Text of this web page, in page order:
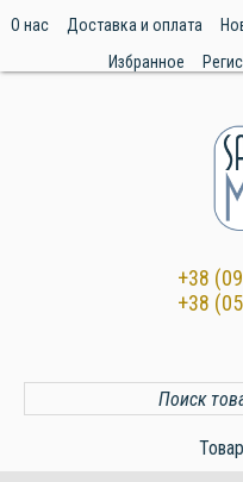
О нас Доставка и оплата
Избранное
+38
+38